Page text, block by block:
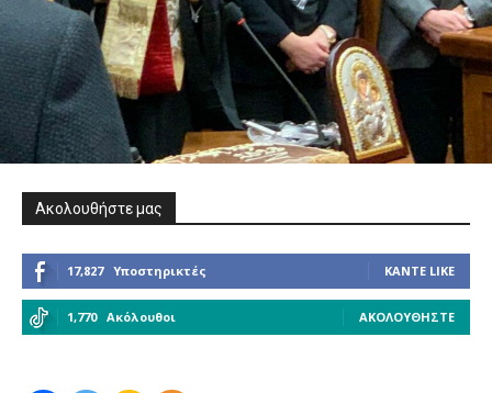
Ακολουθήστε μας
17,827 Υποστηρικτές ΚΆΝΤΕ LIKE
1,770 Ακόλουθοι ΑΚΟΛΟΥΘΉΣΤΕ